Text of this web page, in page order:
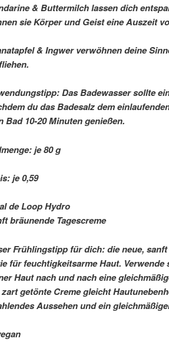
& Buttermilch lassen dich
sie Körper und Geist eine Auszeit
& Ingwer verwöhnen deine
Das Badewasser sollte
du das Badesalz dem
Bad 10-20 Minuten genießen.
je 80 g
je 0,59 
de Loop Hydro
bräunende Tagescreme
Frühlingstipp für dich: die neue,
für feuchtigkeitsarme Haut.
Haut nach und nach eine
getönte Creme gleicht
Aussehen und ein